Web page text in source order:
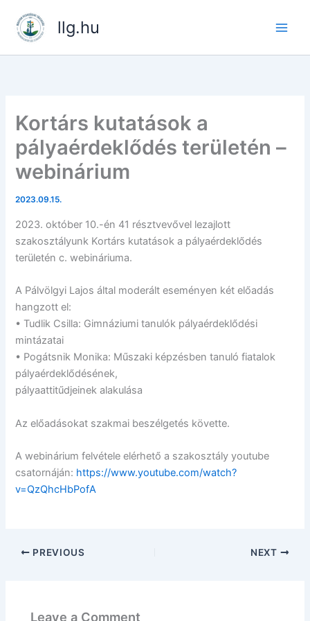
content
llg.hu
Kortárs kutatások a
pályaérdeklődés területén –
webinárium
2023.09.15.
2023. október 10.-én 41 résztvevővel lezajlott
szakosztályunk Kortárs kutatások a pályaérdeklődés
területén c. webináriuma.
A Pálvölgyi Lajos által moderált eseményen két előadás
hangzott el:
• Tudlik Csilla: Gimnáziumi tanulók pályaérdeklődési
mintázatai
• Pogátsnik Monika: Műszaki képzésben tanuló fiatalok
pályaérdeklődésének,
pályaattitűdjeinek alakulása
Az előadásokat szakmai beszélgetés követte.
A webinárium felvétele elérhető a szakosztály youtube
csatornáján: https://www.youtube.com/watch?
v=QzQhcHbPofA
PREVIOUS NEXT
Leave a Comment